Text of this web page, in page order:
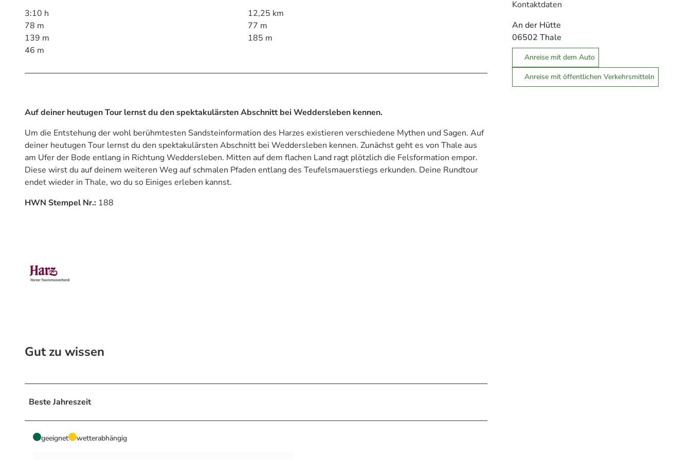
3:10 h
12,25 km
78 m
77 m
139 m
185 m
46 m
Auf deiner heutugen Tour lernst du den spektakulärsten Abschnitt bei Weddersleben kennen.
Um die Entstehung der wohl berühmtesten Sandsteinformation des Harzes existieren verschiedene Mythen und Sagen. Auf
deiner heutugen Tour lernst du den spektakulärsten Abschnitt bei Weddersleben kennen. Zunächst geht es von Thale aus
am Ufer der Bode entlang in Richtung Weddersleben. Mitten auf dem flachen Land ragt plötzlich die Felsformation empor.
Diese wirst du auf deinem weiteren Weg auf schmalen Pfaden entlang des Teufelsmauerstiegs erkunden. Deine Rundtour
endet wieder in Thale, wo du so Einiges erleben kannst.
HWN Stempel Nr.: 188
Gut zu wissen
Beste Jahreszeit
geeignet wetterabhängig
Kontaktdaten
An der Hütte
06502 Thale
Anreise mit dem Auto
Anreise mit öffentlichen Verkehrsmitteln